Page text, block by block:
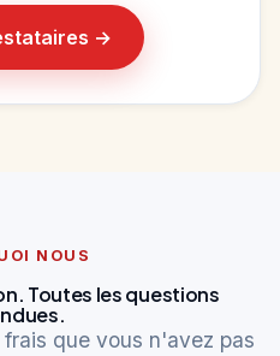
→
NOUS
Toutes les questions
que vous n'avez pas